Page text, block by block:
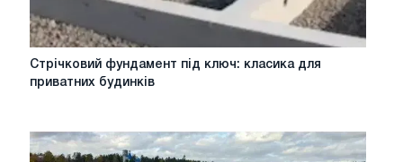
Стрічковий
фундамент
класика
для
Стрічковий фундамент під ключ: класика для
приватних будинків